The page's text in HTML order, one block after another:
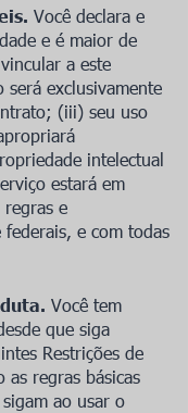
Você declara e
e é maior de
a este
exclusivamente
(iii) seu uso
intelectual
estará em
e
federais, e com todas
Você tem
que siga
Restrições de
as regras básicas
ao usar o